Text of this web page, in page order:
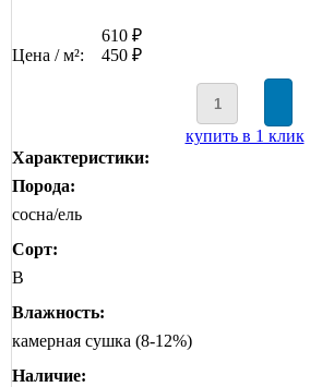
610 ₽
Цена / м²:
450 ₽
купить в 1 клик
Характеристики:
Порода:
сосна/ель
Сорт:
B
Влажность:
камерная сушка (8-12%)
Наличие: